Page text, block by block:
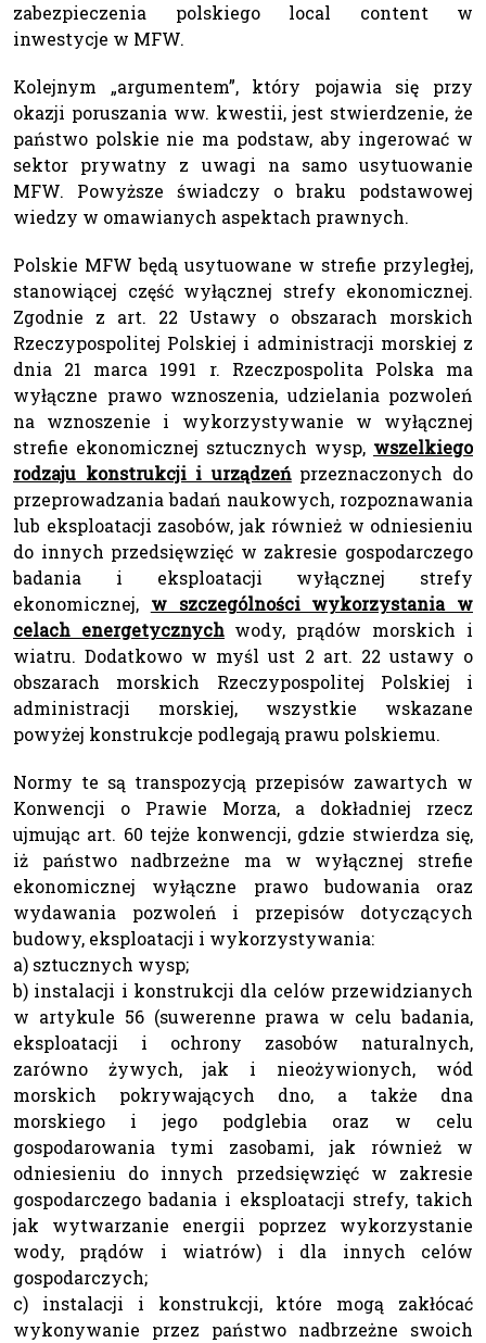
zabezpieczenia polskiego local content w
inwestycje w MFW.
Kolejnym „argumentem”, który pojawia się przy
okazji poruszania ww. kwestii, jest stwierdzenie, że
państwo polskie nie ma podstaw, aby ingerować w
sektor prywatny z uwagi na samo usytuowanie
MFW. Powyższe świadczy o braku podstawowej
wiedzy w omawianych aspektach prawnych.
Polskie MFW będą usytuowane w strefie przyległej,
stanowiącej część wyłącznej strefy ekonomicznej.
Zgodnie z art. 22 Ustawy o obszarach morskich
Rzeczypospolitej Polskiej i administracji morskiej z
dnia 21 marca 1991 r. Rzeczpospolita Polska ma
wyłączne prawo wznoszenia, udzielania pozwoleń
na wznoszenie i wykorzystywanie w wyłącznej
strefie ekonomicznej sztucznych wysp, wszelkiego
rodzaju konstrukcji i urządzeń przeznaczonych do
przeprowadzania badań naukowych, rozpoznawania
lub eksploatacji zasobów, jak również w odniesieniu
do innych przedsięwzięć w zakresie gospodarczego
badania i eksploatacji wyłącznej strefy
ekonomicznej, w szczególności wykorzystania w
celach energetycznych wody, prądów morskich i
wiatru. Dodatkowo w myśl ust 2 art. 22 ustawy o
obszarach morskich Rzeczypospolitej Polskiej i
administracji morskiej, wszystkie wskazane
powyżej konstrukcje podlegają prawu polskiemu.
Normy te są transpozycją przepisów zawartych w
Konwencji o Prawie Morza, a dokładniej rzecz
ujmując art. 60 tejże konwencji, gdzie stwierdza się,
iż państwo nadbrzeżne ma w wyłącznej strefie
ekonomicznej wyłączne prawo budowania oraz
wydawania pozwoleń i przepisów dotyczących
budowy, eksploatacji i wykorzystywania:
a) sztucznych wysp;
b) instalacji i konstrukcji dla celów przewidzianych
w artykule 56 (suwerenne prawa w celu badania,
eksploatacji i ochrony zasobów naturalnych,
zarówno żywych, jak i nieożywionych, wód
morskich pokrywających dno, a także dna
morskiego i jego podglebia oraz w celu
gospodarowania tymi zasobami, jak również w
odniesieniu do innych przedsięwzięć w zakresie
gospodarczego badania i eksploatacji strefy, takich
jak wytwarzanie energii poprzez wykorzystanie
wody, prądów i wiatrów) i dla innych celów
gospodarczych;
c) instalacji i konstrukcji, które mogą zakłócać
wykonywanie przez państwo nadbrzeżne swoich